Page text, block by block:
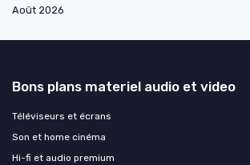
Août 2026
Bons plans materiel audio et video
Téléviseurs et écrans
Son et home cinéma
Hi-fi et audio premium